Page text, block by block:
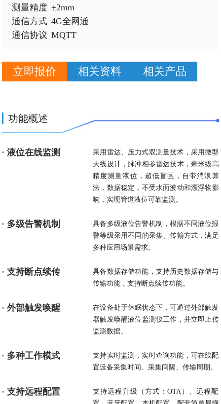
具备市电供电的应用场景，如灌区渠道水位监测、蓄水
池水位监测、地下管网水位监测、城市内涝水位监测
等。设备采用4G将数据远程传输到后端管理平台，实现
能。
测量精度	±2mm
通信方式	4G全网通
通信协议	MQTT
立即报价 相关资料 相关产品
功能概述
液位在线监测
采用雷达、压力式双测量技术，采用微型
天线设计，脉冲相参雷达技术，毫米级高
精度测量液位，超低盲区，自带消浪算
法，数据稳定，不受水面波动和漂浮物影
响，实现管道液位可靠监测。
多级告警机制
具备多级液位告警机制，根据不同液位报
警等级采用不同的采集、传输方式，满足
多种应用场景需求。
支持断点续传
具备数据存储功能，支持历史数据存储与
传输功能，支持断点续传功能。
外部触发唤醒
在设备处于休眠状态下，可通过外部触发
器触发唤醒液位监测仪工作，并立即上传
监测数据。
多种工作模式
支持实时监测，实时查询功能，可在线配
置设备采集时间、采集间隔、传输周期。
支持远程配置
支持远程升级（方式：OTA）、远程配